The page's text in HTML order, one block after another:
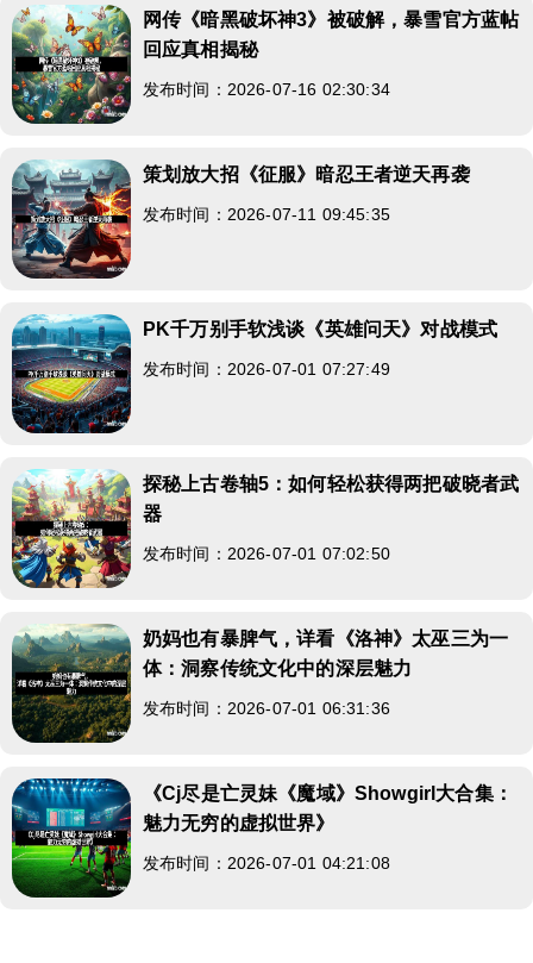
网传《暗黑破坏神3》被破解，暴雪官方蓝帖
回应真相揭秘
发布时间：2026-07-16 02:30:34
策划放大招《征服》暗忍王者逆天再袭
发布时间：2026-07-11 09:45:35
PK千万别手软浅谈《英雄问天》对战模式
发布时间：2026-07-01 07:27:49
探秘上古卷轴5：如何轻松获得两把破晓者武
器
发布时间：2026-07-01 07:02:50
奶妈也有暴脾气，详看《洛神》太巫三为一
体：洞察传统文化中的深层魅力
发布时间：2026-07-01 06:31:36
《Cj尽是亡灵妹《魔域》Showgirl大合集：
魅力无穷的虚拟世界》
发布时间：2026-07-01 04:21:08